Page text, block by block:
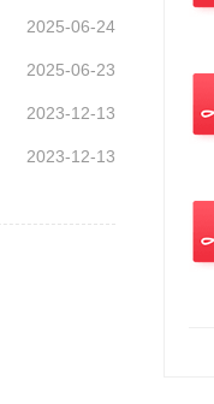
2025-06-24
2025-06-23
2023-12-13
2023-12-13